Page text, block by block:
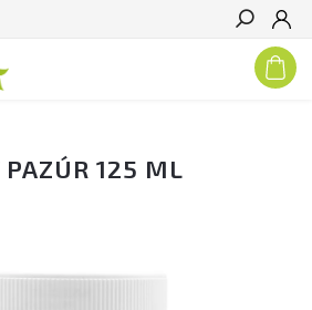
Hľadať
PAZÚR 125 ML